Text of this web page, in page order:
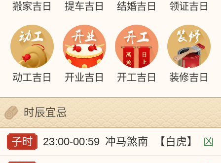
搬家吉日 提车吉日 结婚吉日 领证吉日
动工吉日 开业吉日 开工吉日 装修吉日
时辰宜忌
子时 23:00-00:59 冲马煞南 【白虎】 凶